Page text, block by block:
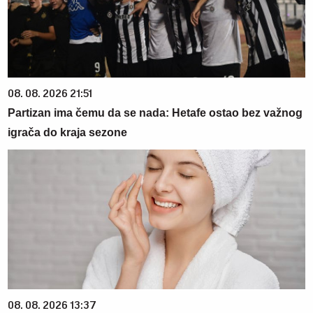
08. 08. 2026 21:51
Partizan ima čemu da se nada: Hetafe ostao bez važnog
igrača do kraja sezone
08. 08. 2026 13:37